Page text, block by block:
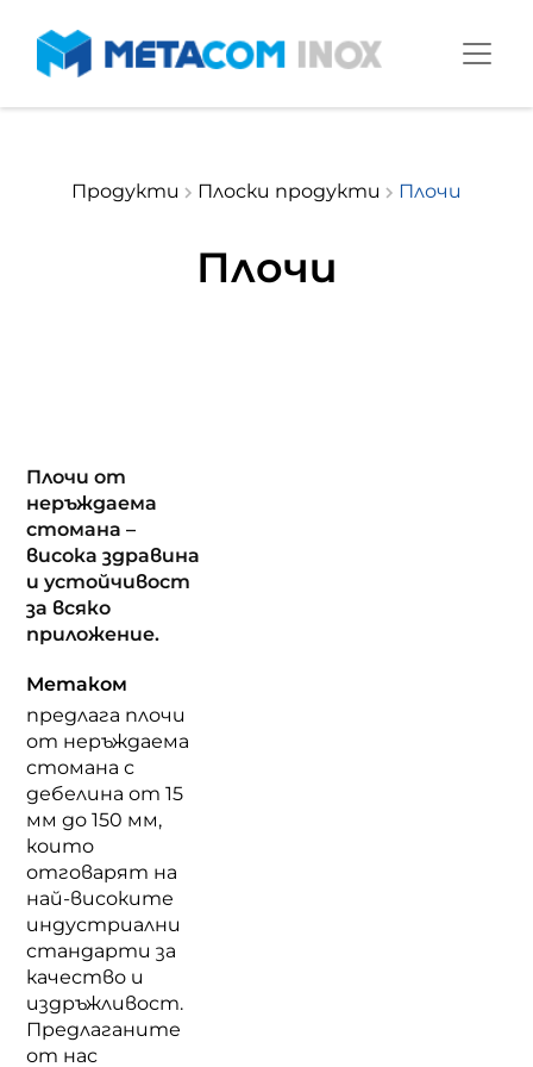
Продукти Плоски продукти Плочи
Плочи
Плочи от
неръждаема
стомана –
висока здравина
и устойчивост
за всяко
приложение.
Метаком
предлага плочи
от неръждаема
стомана с
дебелина от 15
мм до 150 мм,
които
отговарят на
най-високите
индустриални
стандарти за
качество и
издръжливост.
Предлаганите
от нас